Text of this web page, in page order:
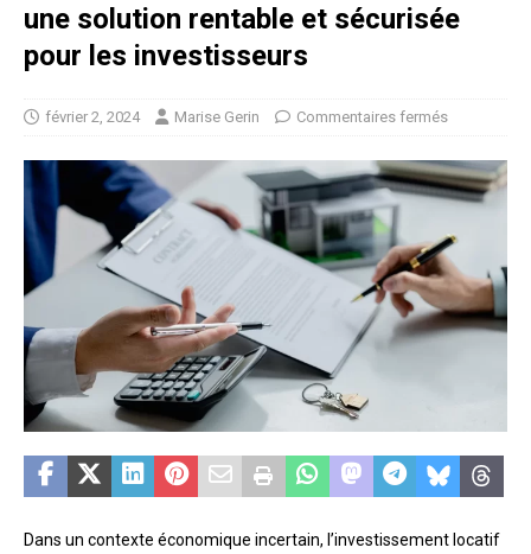
une solution rentable et sécurisée
pour les investisseurs
février 2, 2024 Marise Gerin Commentaires fermés
Dans un contexte économique incertain, l’investissement locatif